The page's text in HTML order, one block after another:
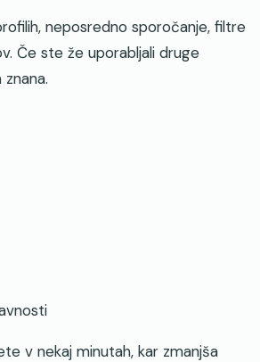
neposredno sporočanje, filtre
Če ste že uporabljali druge
v nekaj minutah, kar zmanjša